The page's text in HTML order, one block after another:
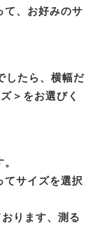
て、お好みのサ
したら、横幅だ
＞をお選びく
サイズを選択
ります、測る